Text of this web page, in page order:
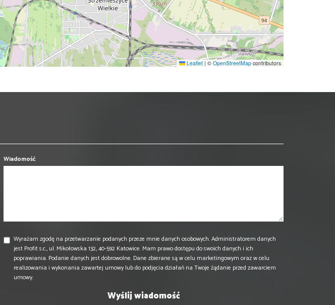
Leaflet | © OpenStreetMap contributors
Wiadomość
Wyrażam zgodę na przetwarzanie podanych przeze mnie danych osobowych. Administratorem danych
jest Profit s.c., ul. Mikołowska 132, 40-592 Katowice. Mam prawo dostępu do swoich danych i ich
poprawiania. Podanie danych jest dobrowolne. Dane zbierane są w celu marketingowym oraz w celu
realizowania i wykonania zawartej umowy lub do podjęcia działań na Twoje żądanie przed zawarciem
umowy.